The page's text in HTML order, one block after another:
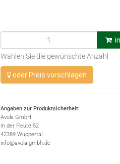
Wählen Sie die gewünschte Anzahl
oder Preis vorschlagen
Angaben zur Produktsicherheit:
Avola GmbH
In der Fleute 52
42389 Wuppertal
info@avola-gmbh.de